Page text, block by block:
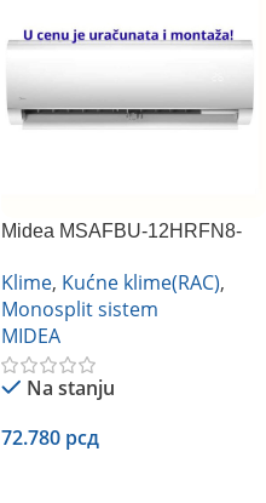
Midea MSAFBU-12HRFN8-
Klime, Kućne klime(RAC),
Monosplit sistem
MIDEA
Na stanju
72.780 рсд